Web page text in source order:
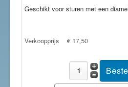
Geschikt voor sturen met een
Verkoopprijs € 17,50